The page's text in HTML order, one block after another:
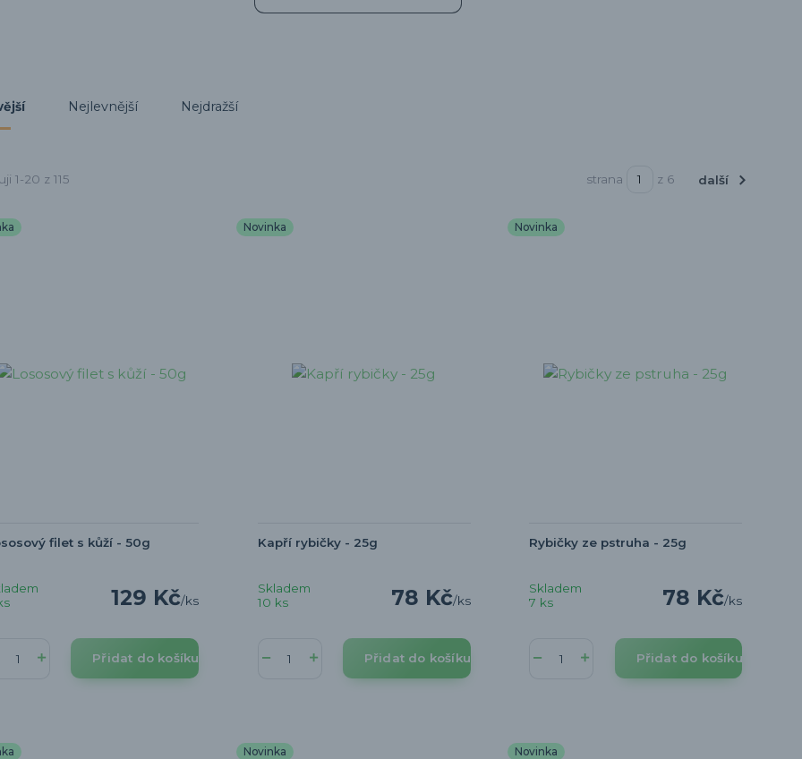
Nejlevnější Nejdražší
1-20 z 115 strana z 6 další
filet s kůží - 50g
129 Kč/ks
Přidat do košíku
Novinka
Kapří rybičky - 25g
78 Kč/ks
Skladem
10 ks
Přidat do košíku
Novinka
Rybičky ze pstruha - 25g
78 Kč/ks
Skladem
7 ks
Přidat do košíku
Novinka Novinka